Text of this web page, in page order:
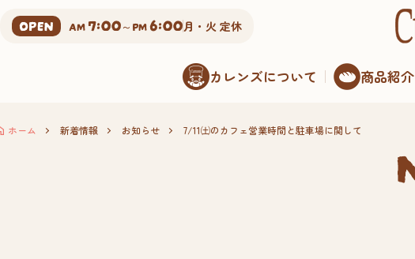
OPEN AM 7:00～PM6:00月・火 定休
カレンズについて 商品紹介
ホーム 新着情報 お知らせ 7/11㈯のカフェ営業時間と駐車場に関して